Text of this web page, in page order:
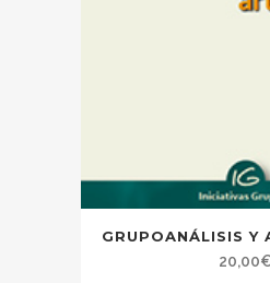
GRUPOANÁLISIS Y
20,00